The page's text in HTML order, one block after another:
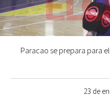
23 de
Paracao se prepara para